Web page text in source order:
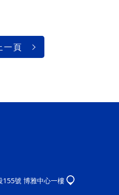
一頁
155號 博雅中心一樓